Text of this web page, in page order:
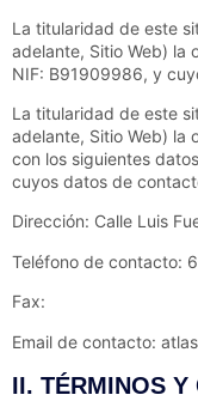
La titularidad de este
adelante, Sitio Web) la
NIF: B91909986, y
La titularidad de este
adelante, Sitio Web) la
con los siguientes
cuyos datos de
Dirección: Calle Luis
Teléfono de contacto:
Fax:
Email de contacto:
II. TÉRMINOS Y